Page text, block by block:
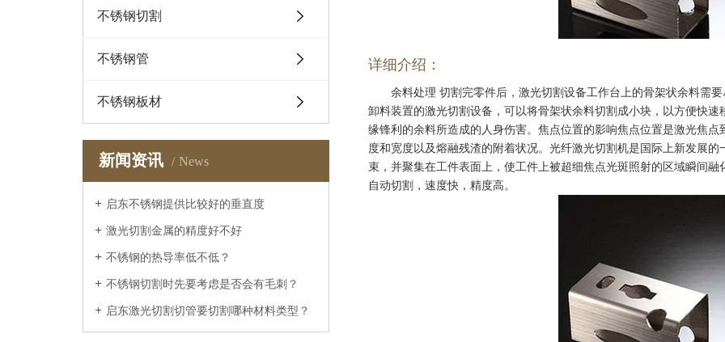
不锈钢切割
不锈钢管
不锈钢板材
新闻资讯 News
启东不锈钢提供比较好的垂直度
激光切割金属的精度好不好
不锈钢的热导率低不低？
不锈钢切割时先要考虑是否会有毛刺？
启东激光切割切管要切割哪种材料类型？
详细介绍：
余料处理 切割完零件后，激光切割设备工作台上的骨架状余料需
卸料装置的激光切割设备，可以将骨架状余料切割成小块，以方便快
缘锋利的余料所造成的人身伤害。焦点位置的影响焦点位置是激光焦
度和宽度以及熔融残渣的附着状况。光纤激光切割机是国际上新发展
束，并聚集在工件表面上，使工件上被超细焦点光斑照射的区域瞬间
自动切割，速度快，精度高。